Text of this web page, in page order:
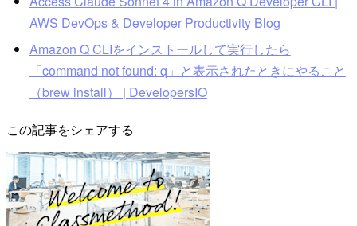
AWS DevOps & Developer Productivity Blog
Amazon Q CLIをインストールして実行したら
「command not found: q」と表示されたときにやること
（brew install） | DevelopersIO
この記事をシェアする